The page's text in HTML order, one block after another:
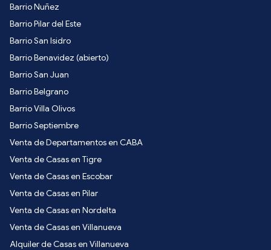
Barrio Nuñez
Barrio Pilar del Este
Barrio San Isidro
Barrio Benavidez (abierto)
Barrio San Juan
Barrio Belgrano
Barrio Villa Olivos
Barrio Septiembre
Venta de Departamentos en CABA
Venta de Casas en Tigre
Venta de Casas en Escobar
Venta de Casas en Pilar
Venta de Casas en Nordelta
Venta de Casas en Villanueva
Alquiler de Casas en Villanueva